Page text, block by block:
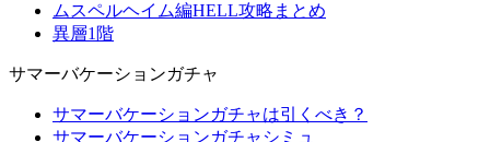
ムスペルヘイム編HELL攻略まとめ
異層1階
サマーバケーションガチャ
サマーバケーションガチャは引くべき？
サマーバケーションガチャシミュ